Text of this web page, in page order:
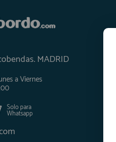
Viernes
para MADRID
a Viernes
Solo para
Whatsapp